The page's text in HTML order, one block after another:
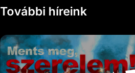
További híreink